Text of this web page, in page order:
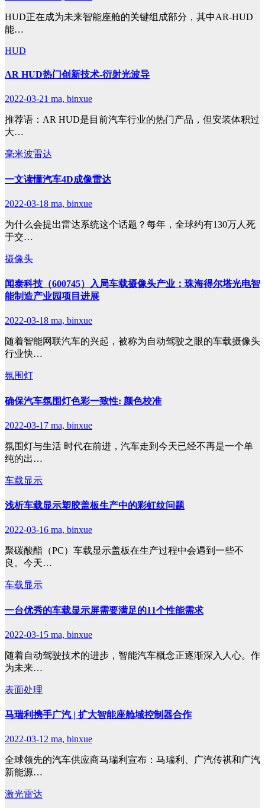
HUD正在成为未来智能座舱的关键组成部分，其中AR-HUD
能…
HUD
AR HUD热门创新技术-衍射光波导
2022-03-21 ma, binxue
推荐语：AR HUD是目前汽车行业的热门产品，但安装体积过
大…
毫米波雷达
一文读懂汽车4D成像雷达
2022-03-18 ma, binxue
为什么会提出雷达系统这个话题？每年，全球约有130万人死
于交…
摄像头
闻泰科技（600745）入局车载摄像头产业：珠海得尔塔光电智
能制造产业园项目进展
2022-03-18 ma, binxue
随着智能网联汽车的兴起，被称为自动驾驶之眼的车载摄像头
行业快…
氛围灯
确保汽车氛围灯色彩一致性: 颜色校准
2022-03-17 ma, binxue
氛围灯与生活 时代在前进，汽车走到今天已经不再是一个单
纯的出…
车载显示
浅析车载显示塑胶盖板生产中的彩虹纹问题
2022-03-16 ma, binxue
聚碳酸酯（PC）车载显示盖板在生产过程中会遇到一些不
良。今天…
车载显示
一台优秀的车载显示屏需要满足的11个性能需求
2022-03-15 ma, binxue
随着自动驾驶技术的进步，智能汽车概念正逐渐深入人心。作
为未来…
表面处理
马瑞利携手广汽 | 扩大智能座舱域控制器合作
2022-03-12 ma, binxue
全球领先的汽车供应商马瑞利宣布：马瑞利、广汽传祺和广汽
新能源…
激光雷达